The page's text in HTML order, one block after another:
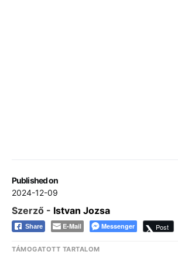
Published on
2024-12-09
Szerző - Istvan Jozsa
Share E-Mail Messenger Post
TÁMOGATOTT TARTALOM